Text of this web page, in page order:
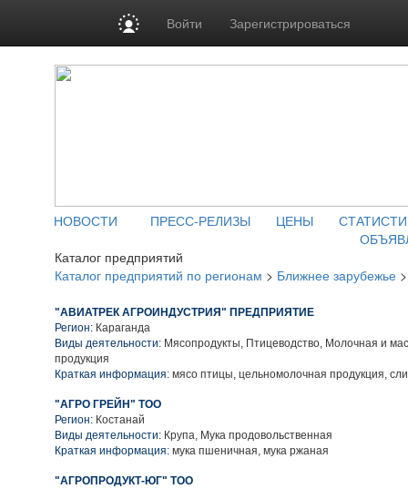
Войти Зарегистрироваться
НОВОСТИ ПРЕСС-РЕЛИЗЫ ЦЕНЫ
Каталог предприятий
Каталог предприятий по регионам > Ближнее зарубежье
"АВИАТРЕК АГРОИНДУСТРИЯ" ПРЕДПРИЯТИЕ
Регион: Караганда
Виды деятельности: Мясопродукты, Птицеводство, Молочная и
продукция
Краткая информация: мясо птицы, цельномолочная продукция,
"АГРО ГРЕЙН" ТОО
Регион: Костанай
Виды деятельности: Крупа, Мука продовольственная
Краткая информация: мука пшеничная, мука ржаная
"АГРОПРОДУКТ-ЮГ" ТОО